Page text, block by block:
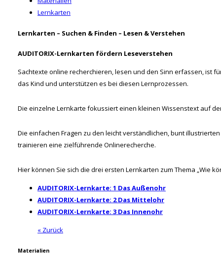
Lernkarten
Lernkarten – Suchen & Finden – Lesen & Verstehen
AUDITORIX-Lernkarten fördern Leseverstehen
Sachtexte online recherchieren, lesen und den Sinn erfassen, ist
das Kind und unterstützen es bei diesen Lernprozessen.
Die einzelne Lernkarte fokussiert einen kleinen Wissenstext auf
Die einfachen Fragen zu den leicht verständlichen, bunt
trainieren eine zielführende Onlinerecherche.
Hier können Sie sich die drei ersten Lernkarten zum Thema „Wie
AUDITORIX-Lernkarte: 1 Das Außenohr
AUDITORIX-Lernkarte: 2 Das Mittelohr
AUDITORIX-Lernkarte: 3 Das Innenohr
« Zurück
Materialien